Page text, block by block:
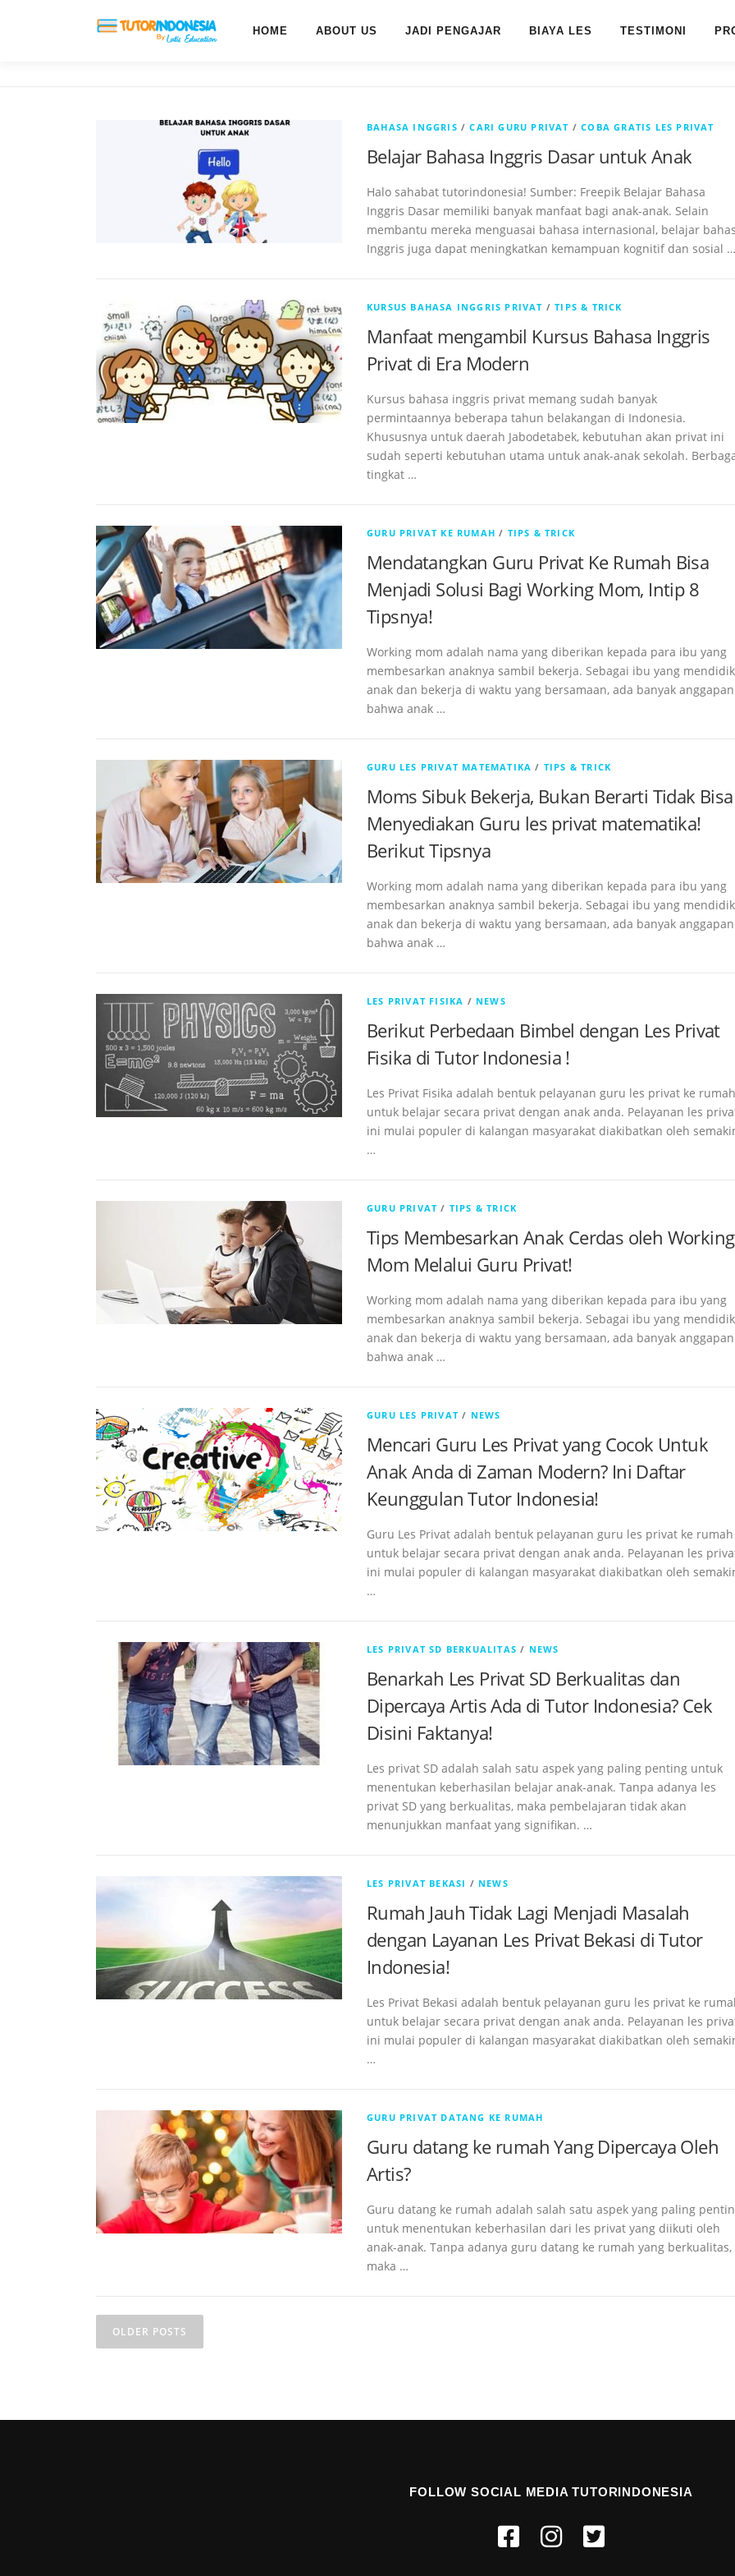
HOME ABOUT US JADI PENGAJAR BIAYA LES TESTIMONI
BAHASA INGGRIS /CARI GURU PRIVAT /COBA GRATIS LES PRIVAT
Belajar Bahasa Inggris Dasar untuk Anak
Halo sahabat tutorindonesia! Sumber: Freepik Belajar Bahasa
Inggris Dasar memiliki banyak manfaat bagi anak-anak. Selain
membantu mereka menguasai bahasa internasional, belajar
Inggris juga dapat meningkatkan kemampuan kognitif dan sosial …
KURSUS BAHASA INGGRIS PRIVAT /TIPS & TRICK
Manfaat mengambil Kursus Bahasa Inggris
Privat di Era Modern
Kursus bahasa inggris privat memang sudah banyak
permintaannya beberapa tahun belakangan di Indonesia.
Khususnya untuk daerah Jabodetabek, kebutuhan akan privat ini
sudah seperti kebutuhan utama untuk anak-anak sekolah.
tingkat …
GURU PRIVAT KE RUMAH / TIPS & TRICK
Mendatangkan Guru Privat Ke Rumah Bisa
Menjadi Solusi Bagi Working Mom, Intip 8
Tipsnya!
Working mom adalah nama yang diberikan kepada para ibu yang
membesarkan anaknya sambil bekerja. Sebagai ibu yang mendidik
anak dan bekerja di waktu yang bersamaan, ada banyak anggapan
bahwa anak …
GURU LES PRIVAT MATEMATIKA / TIPS & TRICK
Moms Sibuk Bekerja, Bukan Berarti Tidak Bisa
Menyediakan Guru les privat matematika!
Berikut Tipsnya
Working mom adalah nama yang diberikan kepada para ibu yang
membesarkan anaknya sambil bekerja. Sebagai ibu yang mendidik
anak dan bekerja di waktu yang bersamaan, ada banyak anggapan
bahwa anak …
LES PRIVAT FISIKA / NEWS
Berikut Perbedaan Bimbel dengan Les Privat
Fisika di Tutor Indonesia !
Les Privat Fisika adalah bentuk pelayanan guru les privat ke rumah
untuk belajar secara privat dengan anak anda. Pelayanan les
ini mulai populer di kalangan masyarakat diakibatkan oleh
…
GURU PRIVAT / TIPS & TRICK
Tips Membesarkan Anak Cerdas oleh Working
Mom Melalui Guru Privat!
Working mom adalah nama yang diberikan kepada para ibu yang
membesarkan anaknya sambil bekerja. Sebagai ibu yang mendidik
anak dan bekerja di waktu yang bersamaan, ada banyak anggapan
bahwa anak …
GURU LES PRIVAT / NEWS
Mencari Guru Les Privat yang Cocok Untuk
Anak Anda di Zaman Modern? Ini Daftar
Keunggulan Tutor Indonesia!
Guru Les Privat adalah bentuk pelayanan guru les privat ke rumah
untuk belajar secara privat dengan anak anda. Pelayanan les
ini mulai populer di kalangan masyarakat diakibatkan oleh
…
LES PRIVAT SD BERKUALITAS / NEWS
Benarkah Les Privat SD Berkualitas dan
Dipercaya Artis Ada di Tutor Indonesia? Cek
Disini Faktanya!
Les privat SD adalah salah satu aspek yang paling penting untuk
menentukan keberhasilan belajar anak-anak. Tanpa adanya les
privat SD yang berkualitas, maka pembelajaran tidak akan
menunjukkan manfaat yang signifikan. …
LES PRIVAT BEKASI / NEWS
Rumah Jauh Tidak Lagi Menjadi Masalah
dengan Layanan Les Privat Bekasi di Tutor
Indonesia!
Les Privat Bekasi adalah bentuk pelayanan guru les privat ke
untuk belajar secara privat dengan anak anda. Pelayanan les
ini mulai populer di kalangan masyarakat diakibatkan oleh
…
GURU PRIVAT DATANG KE RUMAH
Guru datang ke rumah Yang Dipercaya Oleh
Artis?
Guru datang ke rumah adalah salah satu aspek yang paling
untuk menentukan keberhasilan dari les privat yang diikuti oleh
anak-anak. Tanpa adanya guru datang ke rumah yang berkualitas,
maka …
OLDER POSTS
FOLLOW SOCIAL MEDIA TUTORINDONESIA